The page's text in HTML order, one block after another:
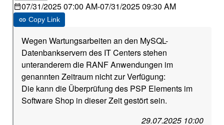
07/31/2025 07:00 AM-07/31/2025 09:30 AM
Copy Link
Wegen Wartungsarbeiten an den MySQL-
Datenbankservern des IT Centers stehen
unteranderem die RANF Anwendungen im
genannten Zeitraum nicht zur Verfügung:
Die kann die Überprüfung des PSP Elements im
Software Shop in dieser Zeit gestört sein.
29.07.2025 10:00